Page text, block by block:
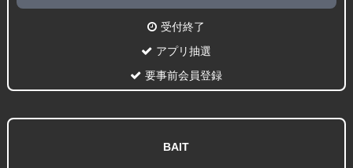
受付終了
アプリ抽選
要事前会員登録
BAIT